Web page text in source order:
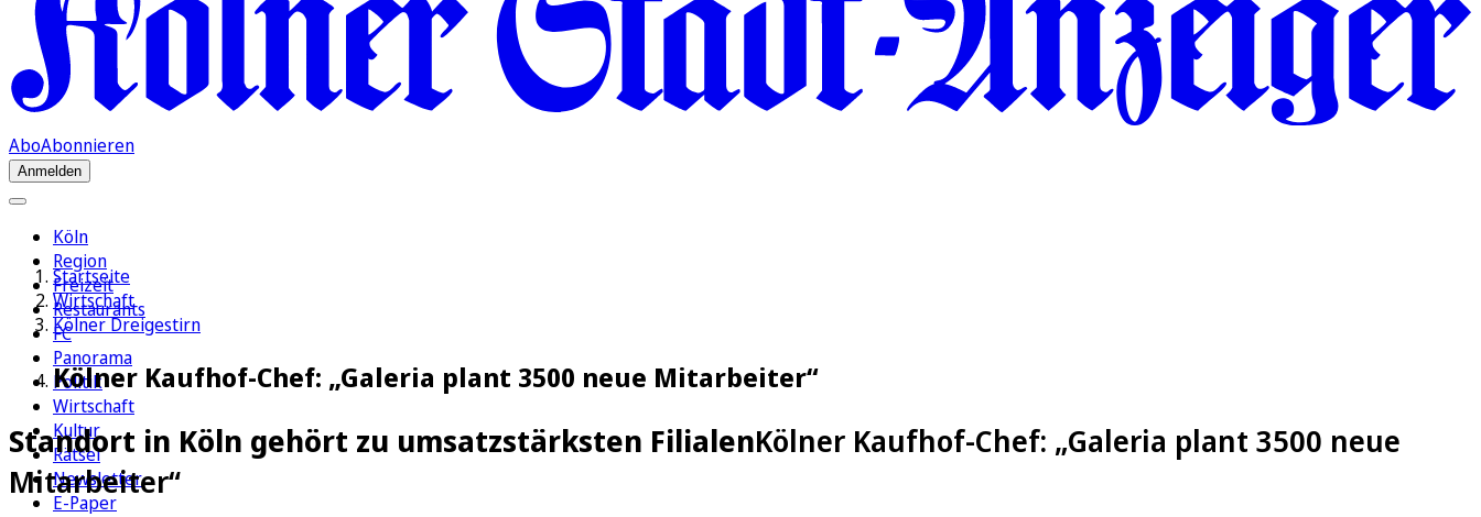
AboAbonnieren
Anmelden
Köln
Region
Freizeit
Restaurants
FC
Panorama
Politik
Wirtschaft
Kultur
Rätsel
Newsletter
E-Paper
Startseite
Wirtschaft
Kölner Dreigestirn
Kölner Kaufhof-Chef: „Galeria plant 3500 neue Mitarbeiter“
Standort in Köln gehört zu umsatzstärksten FilialenKölner Kaufhof-Chef: „Galeria plant 3500 neue
Mitarbeiter“